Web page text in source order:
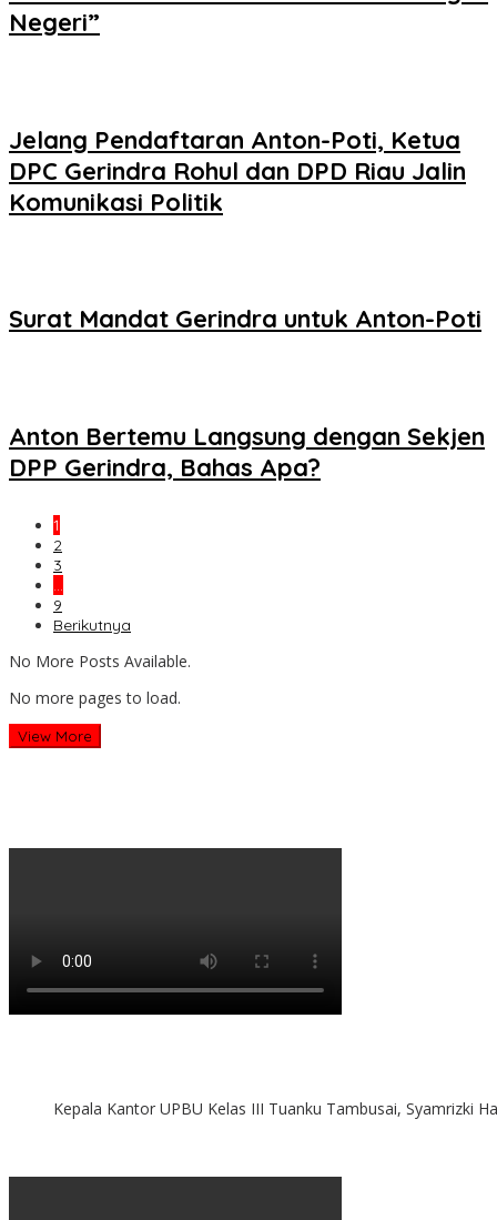
Negeri”
Jelang Pendaftaran Anton-Poti, Ketua
DPC Gerindra Rohul dan DPD Riau Jalin
Komunikasi Politik
Surat Mandat Gerindra untuk Anton-Poti
Anton Bertemu Langsung dengan Sekjen
DPP Gerindra, Bahas Apa?
1
2
3
…
9
Berikutnya
No More Posts Available.
No more pages to load.
View More
Kepala Kantor UPBU Kelas III Tuanku Tambusai, Syamrizki